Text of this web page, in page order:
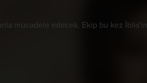
mücadele edecek. Ekip bu kez İblis'in